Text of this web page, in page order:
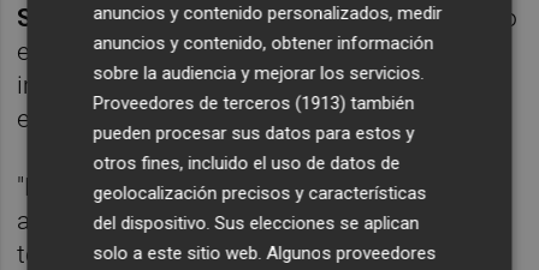
Sant Marcel·lí, o la Fuente de San Luis
. Todo
ello, teniendo en cuenta, además, el
importante servicio que presta la nueva Fe
en estos barrios.
"Esa extensión de la conexión ferroviaria
ayudaría mucho a mejorar el acceso de
todos los vecinos y vecinas de València a
anuncios y contenido personalizados, medir
anuncios y contenido, obtener información
sobre la audiencia y mejorar los servicios.
Proveedores de terceros (1913) también
pueden procesar sus datos para estos y
otros fines, incluido el uso de datos de
geolocalización precisos y características
del dispositivo. Sus elecciones se aplican
solo a este sitio web. Algunos proveedores